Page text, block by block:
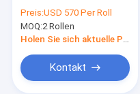
Qualitätskontrolle
Treten Sie mit uns in
Janpanese TPU
Preis:USD 570 Per Roll
MOQ:2 Rollen
Kontakt